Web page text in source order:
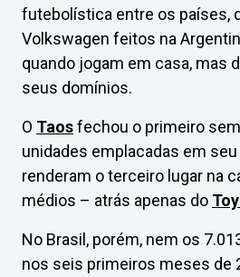
futebolística entre os países,
Volkswagen feitos na
quando jogam em casa, mas
seus domínios.
O Taosfechou o primeiro
unidades emplacadas em seu
renderam o terceiro lugar na
médios – atrás apenas do
No Brasil, porém, nem os
nos seis primeiros meses de